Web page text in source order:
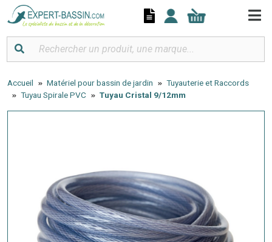
Accueil Matériel pour bassin de jardin
Tuyauterie et Raccords
Tuyau Spirale PVC
Tuyau Cristal 9/12mm
Panneau de gestion des cookies